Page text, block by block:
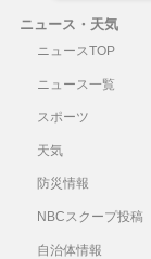
ニュース・天気
ニュースTOP
ニュース一覧
スポーツ
天気
防災情報
NBCスクープ投稿
自治体情報